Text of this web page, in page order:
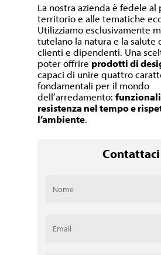
La nostra azienda è fedele
territorio e alle tematiche
Utilizziamo esclusivamente
tutelano la natura e la salute
clienti e dipendenti. Una
poter offrire prodotti di
capaci di unire quattro
fondamentali per il mondo
dell’arredamento:
resistenza nel tempo e
l’ambiente.
Contattaci